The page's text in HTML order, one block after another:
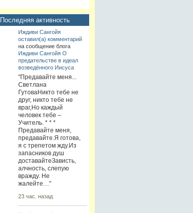
Последняя активность
Иждиви Сангойя
оставил(а) комментарий
на сообщение блога
Иждиви Сангойя О
предательстве в идеал
возведённого Иисуса
"Предавайте меня...
Светлана
ГутоваНикто тебе не
друг, никто тебе не
враг,Но каждый
человек тебе –
Учитель. * * *
Предавайте меня,
предавайте.Я готова,
я с трепетом жду.Из
запасников душ
доставайтеЗависть,
алчность, слепую
вражду. Не
жалейте…"
23 час. назад